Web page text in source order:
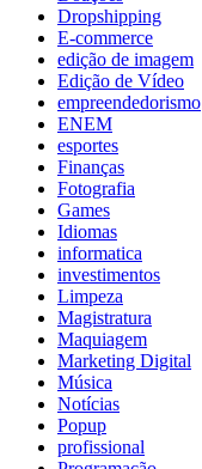
Dropshipping
E-commerce
edição de imagem
Edição de Vídeo
empreendedorismo
ENEM
esportes
Finanças
Fotografia
Games
Idiomas
informatica
investimentos
Limpeza
Magistratura
Maquiagem
Marketing Digital
Música
Notícias
Popup
profissional